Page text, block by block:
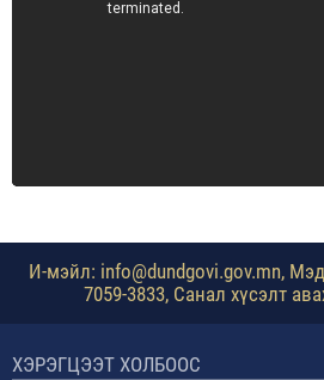
И-мэйл: info@dundgovi.gov.mn,
7059-3833, Санал хүсэлт
ХЭРЭГЦЭЭТ ХОЛБООС